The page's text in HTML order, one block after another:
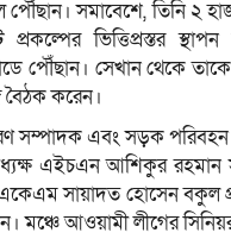
পৌঁছান। সমাবেশে, তিনি ২
ভিত্তিপ্রস্তর
পৌঁছান। সেখান থেকে
বৈঠক করেন।
সম্পাদক এবং সড়ক পরিবহন ও
এইচএন আশিকুর
সায়াদত হোসেন বকুল
আওয়ামী লীগের